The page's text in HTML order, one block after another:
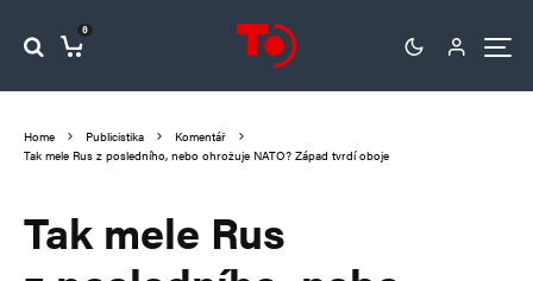
0
Home Publicistika
Komentář
Tak mele Rus z posledního, nebo ohrožuje NATO? Západ tvrdí oboje
Tak mele Rus